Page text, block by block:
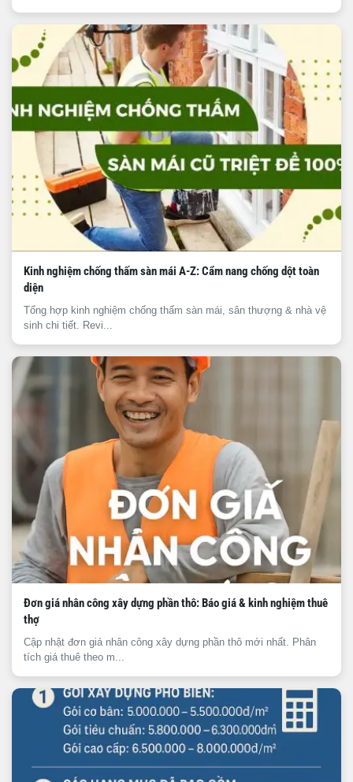
Kinh nghiệm chống thấm sàn mái A-Z: Cẩm nang chống dột toàn
diện
Tổng hợp kinh nghiệm chống thấm sàn mái, sân thượng & nhà vệ
sinh chi tiết. Revi...
Đơn giá nhân công xây dựng phần thô: Báo giá & kinh nghiệm thuê
thợ
Cập nhật đơn giá nhân công xây dựng phần thô mới nhất. Phân
tích giá thuê theo m...